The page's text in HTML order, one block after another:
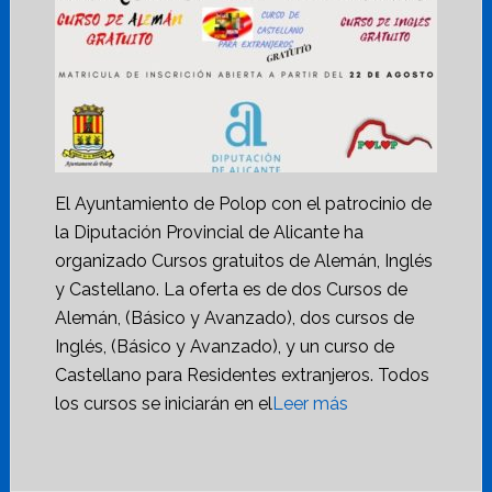
El Ayuntamiento de Polop con el patrocinio de
la Diputación Provincial de Alicante ha
organizado Cursos gratuitos de Alemán, Inglés
y Castellano. La oferta es de dos Cursos de
Alemán, (Básico y Avanzado), dos cursos de
Inglés, (Básico y Avanzado), y un curso de
Castellano para Residentes extranjeros. Todos
los cursos se iniciarán en elLeer más